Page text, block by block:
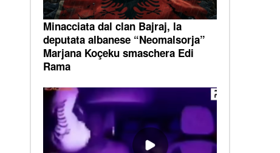
Minacciata dal clan Bajraj, la
deputata albanese “Neomalsorja”
Marjana Koçeku smaschera Edi
Rama